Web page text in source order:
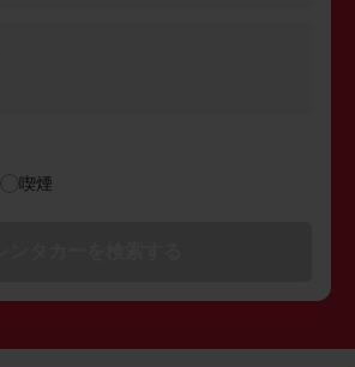
喫煙